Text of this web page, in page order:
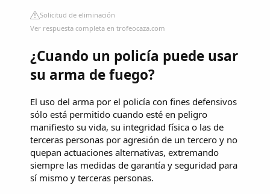
Solicitud de eliminación
Ver respuesta completa en trofeocaza.com
¿Cuando un policía puede usar
su arma de fuego?
El uso del arma por el policía con fines defensivos
sólo está permitido cuando esté en peligro
manifiesto su vida, su integridad física o las de
terceras personas por agresión de un tercero y no
quepan actuaciones alternativas, extremando
siempre las medidas de garantía y seguridad para
sí mismo y terceras personas.